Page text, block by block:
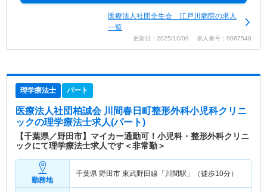
医療法人社団全生会 江戸川病院の求人
一覧
更新日：2025/10/09 求人番号：9067548
理学療法士 パート
医療法人社団柏誠会 川間春日町整形外科小児科クリニ
ックの理学療法士求人(パート)
【千葉県／野田市】マイカー通勤可！小児科・整形外科クリニ
ックにて理学療法士求人です＜非常勤＞
勤務地
千葉県 野田市 東武野田線「川間駅」（徒歩10分）